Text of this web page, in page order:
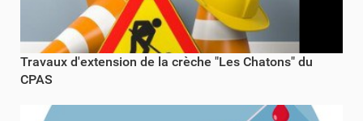
Travaux d'extension de la crèche "Les Chatons" du
CPAS